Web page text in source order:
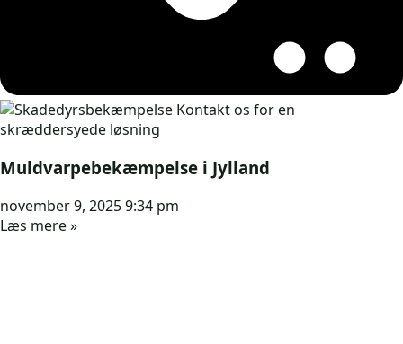
Muldvarpebekæmpelse i Jylland
november 9, 20259:34 pm
Læs mere »